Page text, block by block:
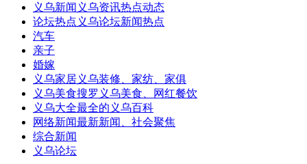
义乌新闻 义乌资讯热点动态
论坛热点 义乌论坛新闻热点
汽车
亲子
婚嫁
义乌家居义乌装修、家纺、家俱
义乌美食搜罗义乌美食、网红餐饮
义乌大全最全的义乌百科
网络新闻最新新闻、社会聚焦
综合新闻
义乌论坛